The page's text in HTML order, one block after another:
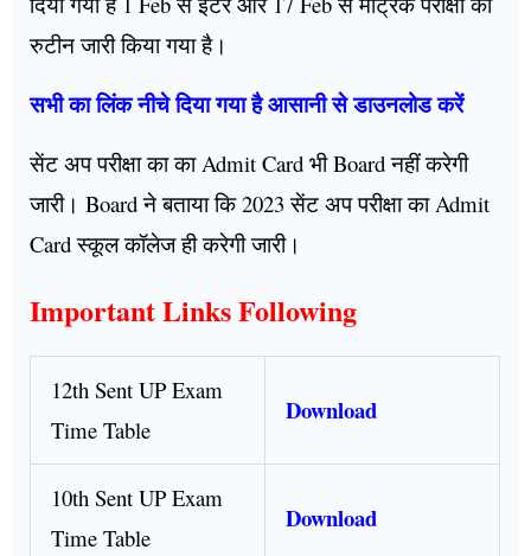
रुटीन जारी किया गया है।
सभी का लिंक नीचे दिया गया है आसानी से डाउनलोड करें
सेंट अप परीक्षा का का Admit Card भी Board नहीं करेगी
जारी। Board ने बताया कि 2023 सेंट अप परीक्षा का Admit
Card स्कूल कॉलेज ही करेगी जारी।
Important Links Following
12th Sent UP Exam
Time Table
Download
10th Sent UP Exam
Time Table
Download